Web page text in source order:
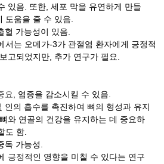
있음. 또한, 세포 막을 유연하게 만들
도움을 줄 수 있음.
가능성이 있음.
서는 오메가-3가 관절염 환자에게 긍정적
고되었지만, 추가 연구가 필요.
요
, 염증을 감소시킬 수 있음.
인의 흡수를 촉진하여 뼈의 형성과 유지
와 연골의 건강을 유지하는 데 중요하
도 함.
가능성.
긍정적인 영향을 미칠 수 있다는 연구